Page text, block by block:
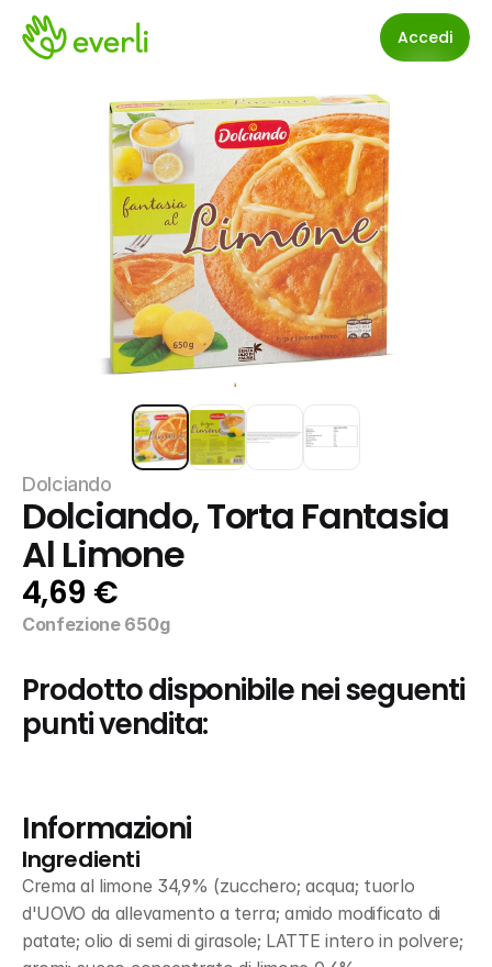
Accedi
Dolciando
Dolciando, Torta Fantasia
Al Limone
4,69 €
Confezione 650g
Prodotto disponibile nei seguenti
punti vendita:
Informazioni
Ingredienti
Crema al limone 34,9% (zucchero; acqua; tuorlo
d'UOVO da allevamento a terra; amido modificato di
patate; olio di semi di girasole; LATTE intero in polvere;